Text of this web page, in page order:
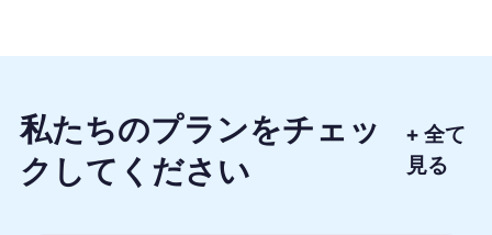
私たちのプランをチェッ
クしてください
+ 全て
見る